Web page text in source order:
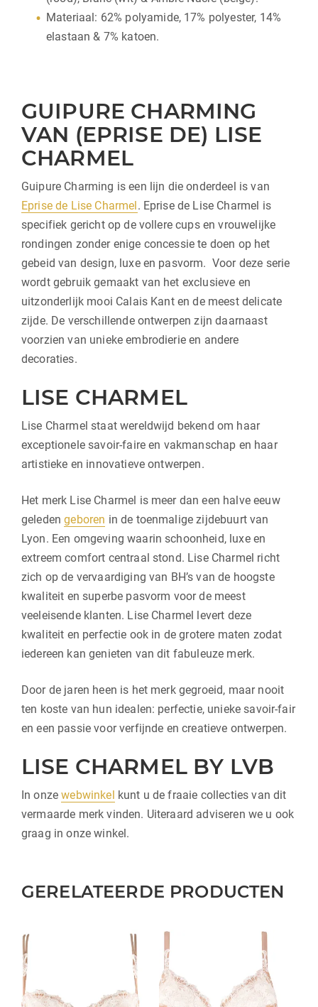
Materiaal: 62% polyamide, 17% polyester, 14%
elastaan & 7% katoen.
GUIPURE CHARMING
VAN (EPRISE DE) LISE
CHARMEL
Guipure Charming is een lijn die onderdeel is van
Eprise de Lise Charmel. Eprise de Lise Charmel is
specifiek gericht op de vollere cups en vrouwelijke
rondingen zonder enige concessie te doen op het
gebeid van design, luxe en pasvorm. Voor deze serie
wordt gebruik gemaakt van het exclusieve en
uitzonderlijk mooi Calais Kant en de meest delicate
zijde. De verschillende ontwerpen zijn daarnaast
voorzien van unieke embrodierie en andere
decoraties.
LISE CHARMEL
Lise Charmel staat wereldwijd bekend om haar
exceptionele savoir-faire en vakmanschap en haar
artistieke en innovatieve ontwerpen.
Het merk Lise Charmel is meer dan een halve eeuw
geledengeboren in de toenmalige zijdebuurt van
Lyon. Een omgeving waarin schoonheid, luxe en
extreem comfort centraal stond. Lise Charmel richt
zich op de vervaardiging van BH’s van de hoogste
kwaliteit en superbe pasvorm voor de meest
veeleisende klanten. Lise Charmel levert deze
kwaliteit en perfectie ook in de grotere maten zodat
iedereen kan genieten van dit fabuleuze merk.
Door de jaren heen is het merk gegroeid, maar nooit
ten koste van hun idealen: perfectie, unieke savoir-fair
en een passie voor verfijnde en creatieve ontwerpen.
LISE CHARMEL BY LVB
In onzewebwinkel kunt u de fraaie collecties van dit
vermaarde merk vinden. Uiteraard adviseren we u ook
graag in onze winkel.
GERELATEERDE PRODUCTEN
Dit
product
heeft
meerdere
product
heeft
meerdere